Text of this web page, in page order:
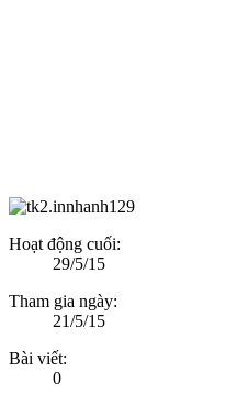
Hoạt động cuối:
29/5/15
Tham gia ngày:
21/5/15
Bài viết:
0